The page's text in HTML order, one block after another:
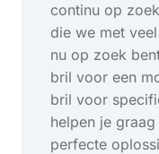
continu op
die we met
nu op zoek
bril voor een
bril voor
helpen je
perfecte